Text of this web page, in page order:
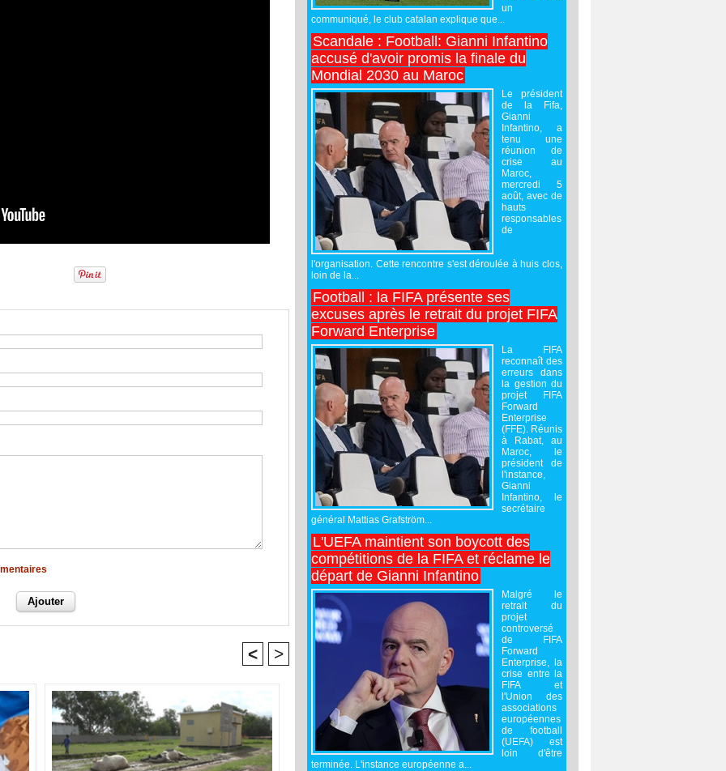
< >
un
communiqué, le club catalan explique que...
Scandale : Football: Gianni Infantino
accusé d'avoir promis la finale du
Mondial 2030 au Maroc
Le président
de la Fifa,
Gianni
Infantino, a
tenu une
réunion de
crise au
Maroc,
mercredi 5
août, avec de
hauts
responsables
de
l'organisation. Cette rencontre s'est déroulée à huis clos,
loin de la...
Football : la FIFA présente ses
excuses après le retrait du projet FIFA
Forward Enterprise
La FIFA
reconnaît des
erreurs dans
la gestion du
projet FIFA
Forward
Enterprise
(FFE). Réunis
à Rabat, au
Maroc, le
président de
l'instance,
Gianni
Infantino, le
secrétaire
général Mattias Grafström...
L'UEFA maintient son boycott des
compétitions de la FIFA et réclame le
départ de Gianni Infantino
Malgré le
retrait du
projet
controversé
de FIFA
Forward
Enterprise, la
crise entre la
FIFA et
l'Union des
associations
européennes
de football
(UEFA) est
loin d'être
terminée. L'instance européenne a...